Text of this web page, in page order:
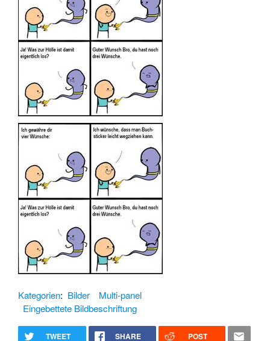
Kategorien: Bilder
Multi-panel
Eingebettete Bildbeschriftung
TWEET SHARE POST